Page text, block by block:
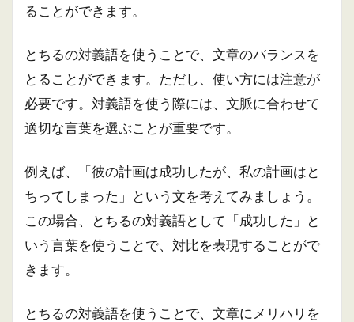
ることができます。
とちるの対義語を使うことで、文章のバランスを
とることができます。ただし、使い方には注意が
必要です。対義語を使う際には、文脈に合わせて
適切な言葉を選ぶことが重要です。
例えば、「彼の計画は成功したが、私の計画はと
ちってしまった」という文を考えてみましょう。
この場合、とちるの対義語として「成功した」と
いう言葉を使うことで、対比を表現することがで
きます。
とちるの対義語を使うことで、文章にメリハリを